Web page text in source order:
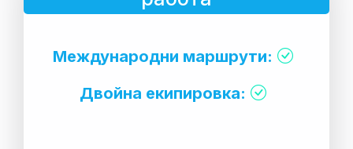
Международни маршрути:
Двойна екипировка: